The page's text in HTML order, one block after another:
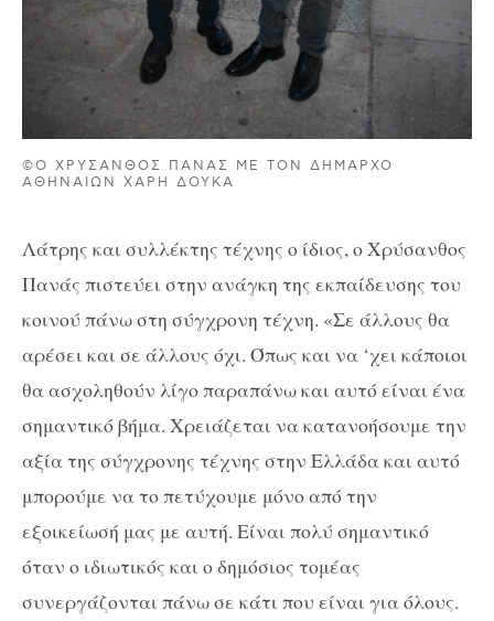
©Ο ΧΡΎΣΑΝΘΟΣ ΠΑΝΆΣ ΜΕ ΤΟΝ ΔΉΜΑΡΧΟ
ΑΘΗΝΑΊΩΝ ΧΆΡΗ ΔΟΎΚΑ
Λάτρης και συλλέκτης τέχνης ο ίδιος, ο Χρύσανθος
Πανάς πιστεύει στην ανάγκη της εκπαίδευσης του
κοινού πάνω στη σύγχρονη τέχνη. «Σε άλλους θα
αρέσει και σε άλλους όχι. Όπως και να ‘χει κάποιοι
θα ασχοληθούν λίγο παραπάνω και αυτό είναι ένα
σημαντικό βήμα. Χρειάζεται να κατανοήσουμε την
αξία της σύγχρονης τέχνης στην Ελλάδα και αυτό
μπορούμε να το πετύχουμε μόνο από την
εξοικείωσή μας με αυτή. Είναι πολύ σημαντικό
όταν ο ιδιωτικός και ο δημόσιος τομέας
συνεργάζονται πάνω σε κάτι που είναι για όλους.